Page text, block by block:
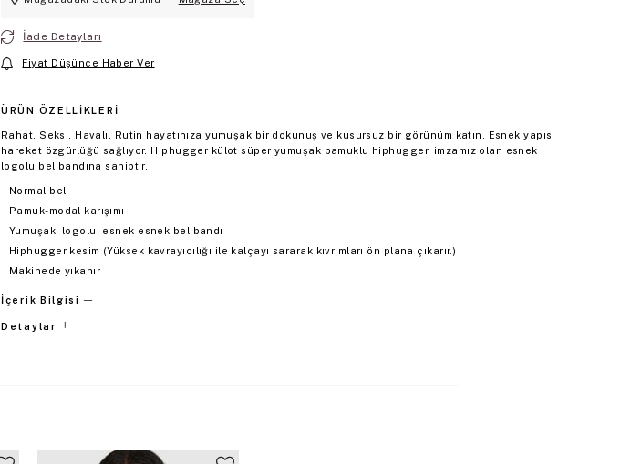
İade Detayları
Fiyat Düşünce Haber Ver
ÜRÜN ÖZELLIKLERI
Rahat. Seksi. Havalı. Rutin hayatınıza yumuşak bir dokunuş ve kusursuz bir görünüm katın. Esnek yapısı
hareket özgürlüğü sağlıyor. Hiphugger külot süper yumuşak pamuklu hiphugger, imzamız olan esnek
logolu bel bandına sahiptir.
Normal bel
Pamuk-modal karışımı
Yumuşak, logolu, esnek esnek bel bandı
Hiphugger kesim (Yüksek kavrayıcılığı ile kalçayı sararak kıvrımları ön plana çıkarır.)
Makinede yıkanır
İçerik Bilgisi
Detaylar